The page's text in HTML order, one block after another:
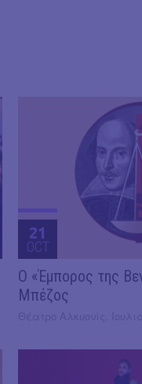
21
OCT
Ο «Έμπορος της
Μπέζος